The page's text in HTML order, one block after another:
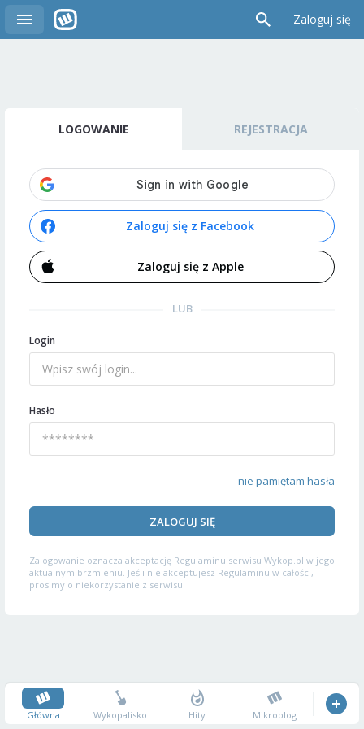
Zaloguj się
LOGOWANIE REJESTRACJA
Zaloguj się z Facebook
Zaloguj się z Apple
LUB
Login
Hasło
nie pamiętam hasła
ZALOGUJ SIĘ
Zalogowanie oznacza akceptację Regulaminu serwisu Wykop.pl w jego
aktualnym brzmieniu. Jeśli nie akceptujesz Regulaminu w całości,
prosimy o niekorzystanie z serwisu.
Główna Wykopalisko Hity Mikroblog